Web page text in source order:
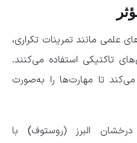
علمی مانند تمرینات تکراری،
تاکتیکی استفاده می‌کنند.
تا مهارت‌ها را به‌صورت
البرز (روستوف) با